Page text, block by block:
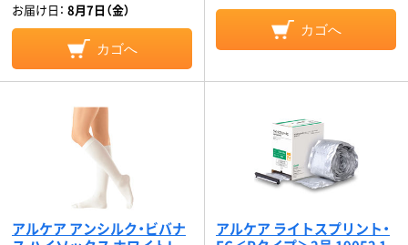
お届け日： 8月7日（金）
カゴへ
カゴへ
アルケア アンシルク・ビバナ
アルケア ライトスプリント・